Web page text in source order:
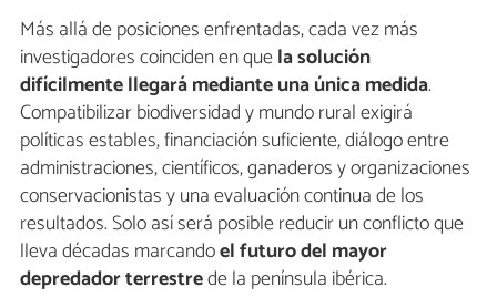
Más allá de posiciones enfrentadas, cada vez más
investigadores coinciden en quela solución
difícilmente llegará mediante una única medida.
Compatibilizar biodiversidad y mundo rural exigirá
políticas estables, financiación suficiente, diálogo entre
administraciones, científicos, ganaderos y organizaciones
conservacionistas y una evaluación continua de los
resultados. Solo así será posible reducir un conflicto que
lleva décadas marcandoel futuro del mayor
depredador terrestrede la península ibérica.